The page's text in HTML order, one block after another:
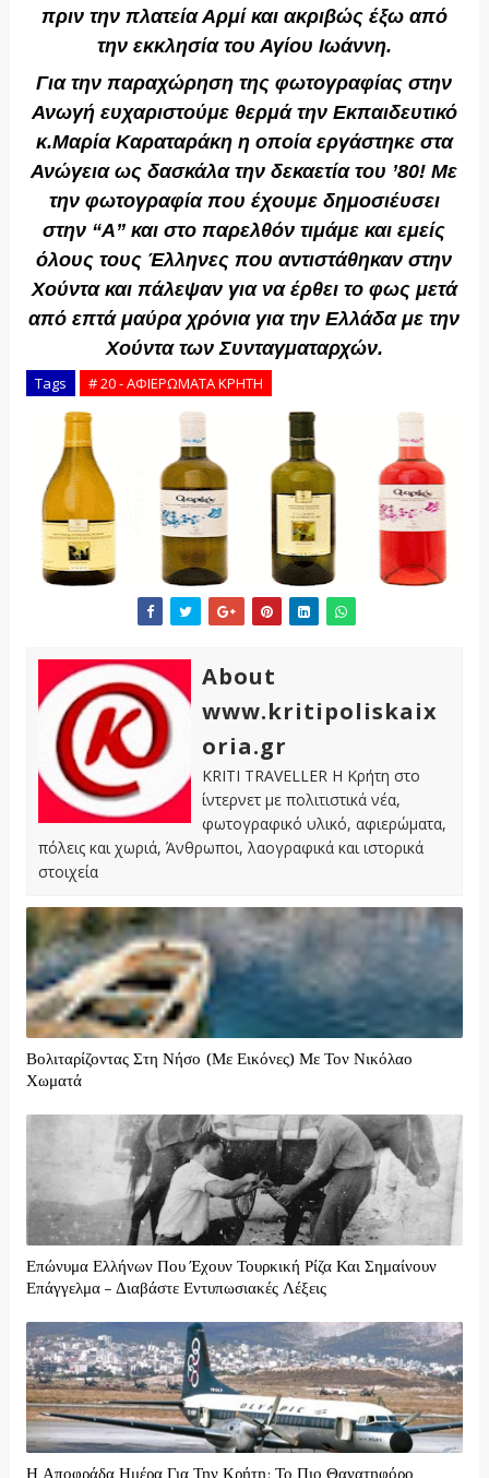
πριν την πλατεία Αρμί και ακριβώς έξω από
την εκκλησία του Αγίου Ιωάννη.
Για την παραχώρηση της φωτογραφίας στην
Ανωγή ευχαριστούμε θερμά την Εκπαιδευτικό
κ.Μαρία Καραταράκη η οποία εργάστηκε στα
Ανώγεια ως δασκάλα την δεκαετία του ’80! Με
την φωτογραφία που έχουμε δημοσιέυσει
στην “Α” και στο παρελθόν τιμάμε και εμείς
όλους τους Έλληνες που αντιστάθηκαν στην
Χούντα και πάλεψαν για να έρθει το φως μετά
από επτά μαύρα χρόνια για την Ελλάδα με την
Χούντα των Συνταγματαρχών.
Tags # 20 - ΑΦΙΕΡΩΜΑΤΑ ΚΡΗΤΗ
About
www.kritipoliskaix
oria.gr
KRITI TRAVELLER Η Κρήτη στο
ίντερνετ με πολιτιστικά νέα,
φωτογραφικό υλικό, αφιερώματα,
πόλεις και χωριά, Άνθρωποι, λαογραφικά και ιστορικά
στοιχεία
Βολιταρίζοντας Στη Νήσο (Με Εικόνες) Με Τον Νικόλαο
Χωματά
Επώνυμα Ελλήνων Που Έχουν Τουρκική Ρίζα Και Σημαίνουν
Επάγγελμα – Διαβάστε Εντυπωσιακές Λέξεις